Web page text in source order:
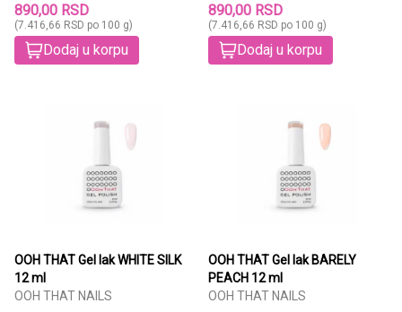
890,00 RSD
(7.416,66 RSD po 100 g)
Dodaj u korpu
890,00 RSD
(7.416,66 RSD po 100 g)
Dodaj u korpu
OOH THAT Gel lak WHITE SILK
12 ml
OOH THAT NAILS
OOH THAT Gel lak BARELY
PEACH 12 ml
OOH THAT NAILS